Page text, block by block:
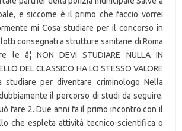
e siccome è il primo che faccio vorrei
mi Cosa studiare per il concorso in
consegnati a strutture sanitarie di Roma
â¦ NON DEVI STUDIARE NULLA IN
DEL CLASSICO HA LO STESSO VALORE
studiare per diventare criminologo Nella
il percorso di studi da seguire.
fare 2. Due anni fa il primo incontro con il
che espleta attività tecnico-scientifica o